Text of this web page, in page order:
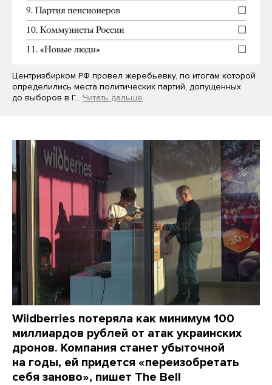
Центризбирком РФ провел жеребьевку, по итогам которой
определились места политических партий, допущенных
до выборов в Г… Читать дальше
Wildberries потеряла как минимум 100
миллиардов рублей от атак украинских
дронов. Компания станет убыточной
на годы, ей придется «переизобретать
себя заново», пишет The Bell